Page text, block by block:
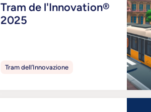
Tram de l'Innovation®
2025
Tram dell’Innovazione
Découvrez-en plus